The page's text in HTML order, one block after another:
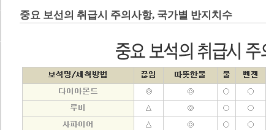
중요 보선의 취급시 주의사항, 국가별 반지치수